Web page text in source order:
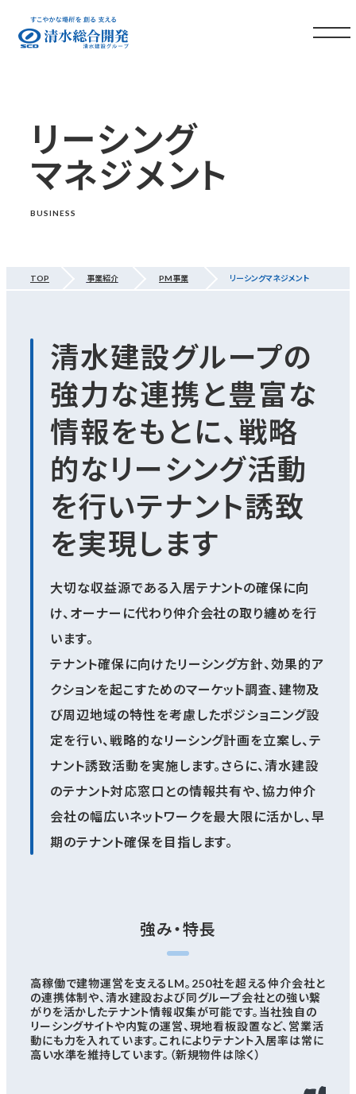
リーシング
マネジメント
BUSINESS
TOP 事業紹介 PM事業 リーシングマネジメント
清水建設グループの
強力な連携と豊富な
情報をもとに、戦略
的なリーシング活動
を行いテナント誘致
を実現します
大切な収益源である入居テナントの確保に向
け、オーナーに代わり仲介会社の取り纏めを行
います。
テナント確保に向けたリーシング方針、効果的ア
クションを起こすためのマーケット調査、建物及
び周辺地域の特性を考慮したポジショニング設
定を行い、戦略的なリーシング計画を立案し、テ
ナント誘致活動を実施します。さらに、清水建設
のテナント対応窓口との情報共有や、協力仲介
会社の幅広いネットワークを最大限に活かし、早
期のテナント確保を目指します。
強み・特長
高稼働で建物運営を支えるLM。250社を超える仲介会社と
の連携体制や、清水建設および同グループ会社との強い繋
がりを活かしたテナント情報収集が可能です。当社独自の
リーシングサイトや内覧の運営、現地看板設置など、営業活
動にも力を入れています。これによりテナント入居率は常に
高い水準を維持しています。（新規物件は除く）